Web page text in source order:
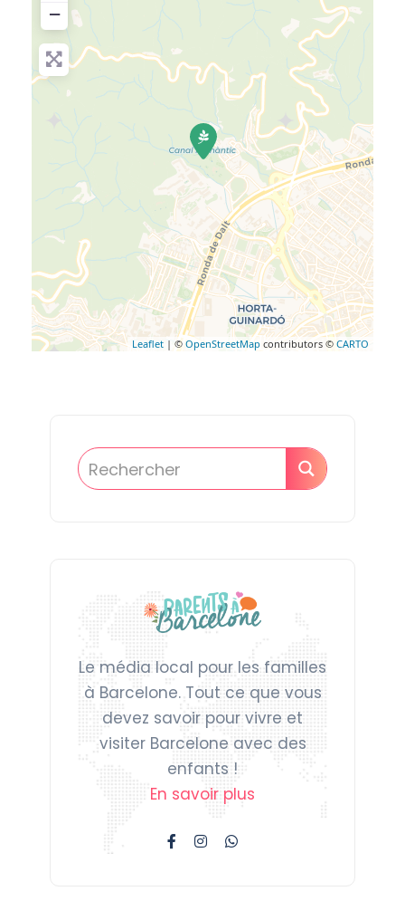
−
Leaflet | © OpenStreetMap contributors © CARTO
Le média local pour les familles
à Barcelone. Tout ce que vous
devez savoir pour vivre et
visiter Barcelone avec des
enfants !
En savoir plus